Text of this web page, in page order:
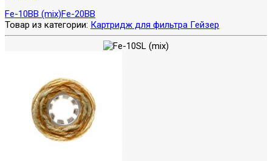
Fe-10BB (mix)Fe-20BB
Товар из категории: Картридж для фильтра Гейзер